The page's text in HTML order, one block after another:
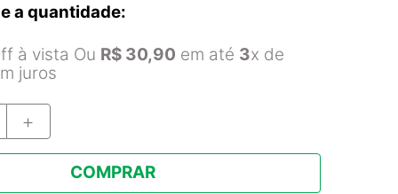
a quantidade:
à vista Ou R$ 30,90 em até 3x de
juros
＋
COMPRAR